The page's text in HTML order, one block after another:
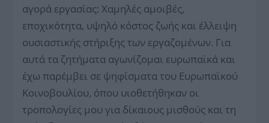
αγορά εργασίας: Χαμηλές αμοιβές,
εποχικότητα, υψηλό κόστος ζωής και έλλειψη
ουσιαστικής στήριξης των εργαζομένων. Για
αυτά τα ζητήματα αγωνίζομαι ευρωπαϊκά και
έχω παρέμβει σε ψηφίσματα του Ευρωπαϊκού
Κοινοβουλίου, όπου υιοθετήθηκαν οι
τροπολογίες μου για δίκαιους μισθούς και τη